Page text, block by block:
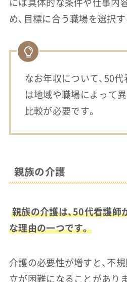
には具体的な条件や仕事内
め、目標に合う職場を選択
なお年収について、50
は地域や職場によって
比較が必要です。
親族の介護
親族の介護は、50代看護師
な理由の一つです。
介護の必要性が増すと、不
立が困難になることがあり